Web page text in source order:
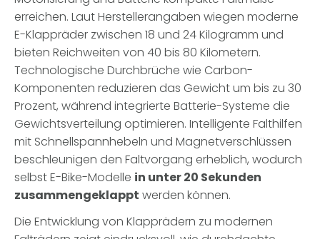
erreichen. Laut Herstellerangaben wiegen moderne
E-Klappräder zwischen 18 und 24 Kilogramm und
bieten Reichweiten von 40 bis 80 Kilometern.
Technologische Durchbrüche wie Carbon-
Komponenten reduzieren das Gewicht um bis zu 30
Prozent, während integrierte Batterie-Systeme die
Gewichtsverteilung optimieren. Intelligente Falthilfen
mit Schnellspannhebeln und Magnetverschlüssen
beschleunigen den Faltvorgang erheblich, wodurch
selbst E-Bike-Modelle in unter 20 Sekunden
zusammengeklappt werden können.
Die Entwicklung von Klapprädern zu modernen